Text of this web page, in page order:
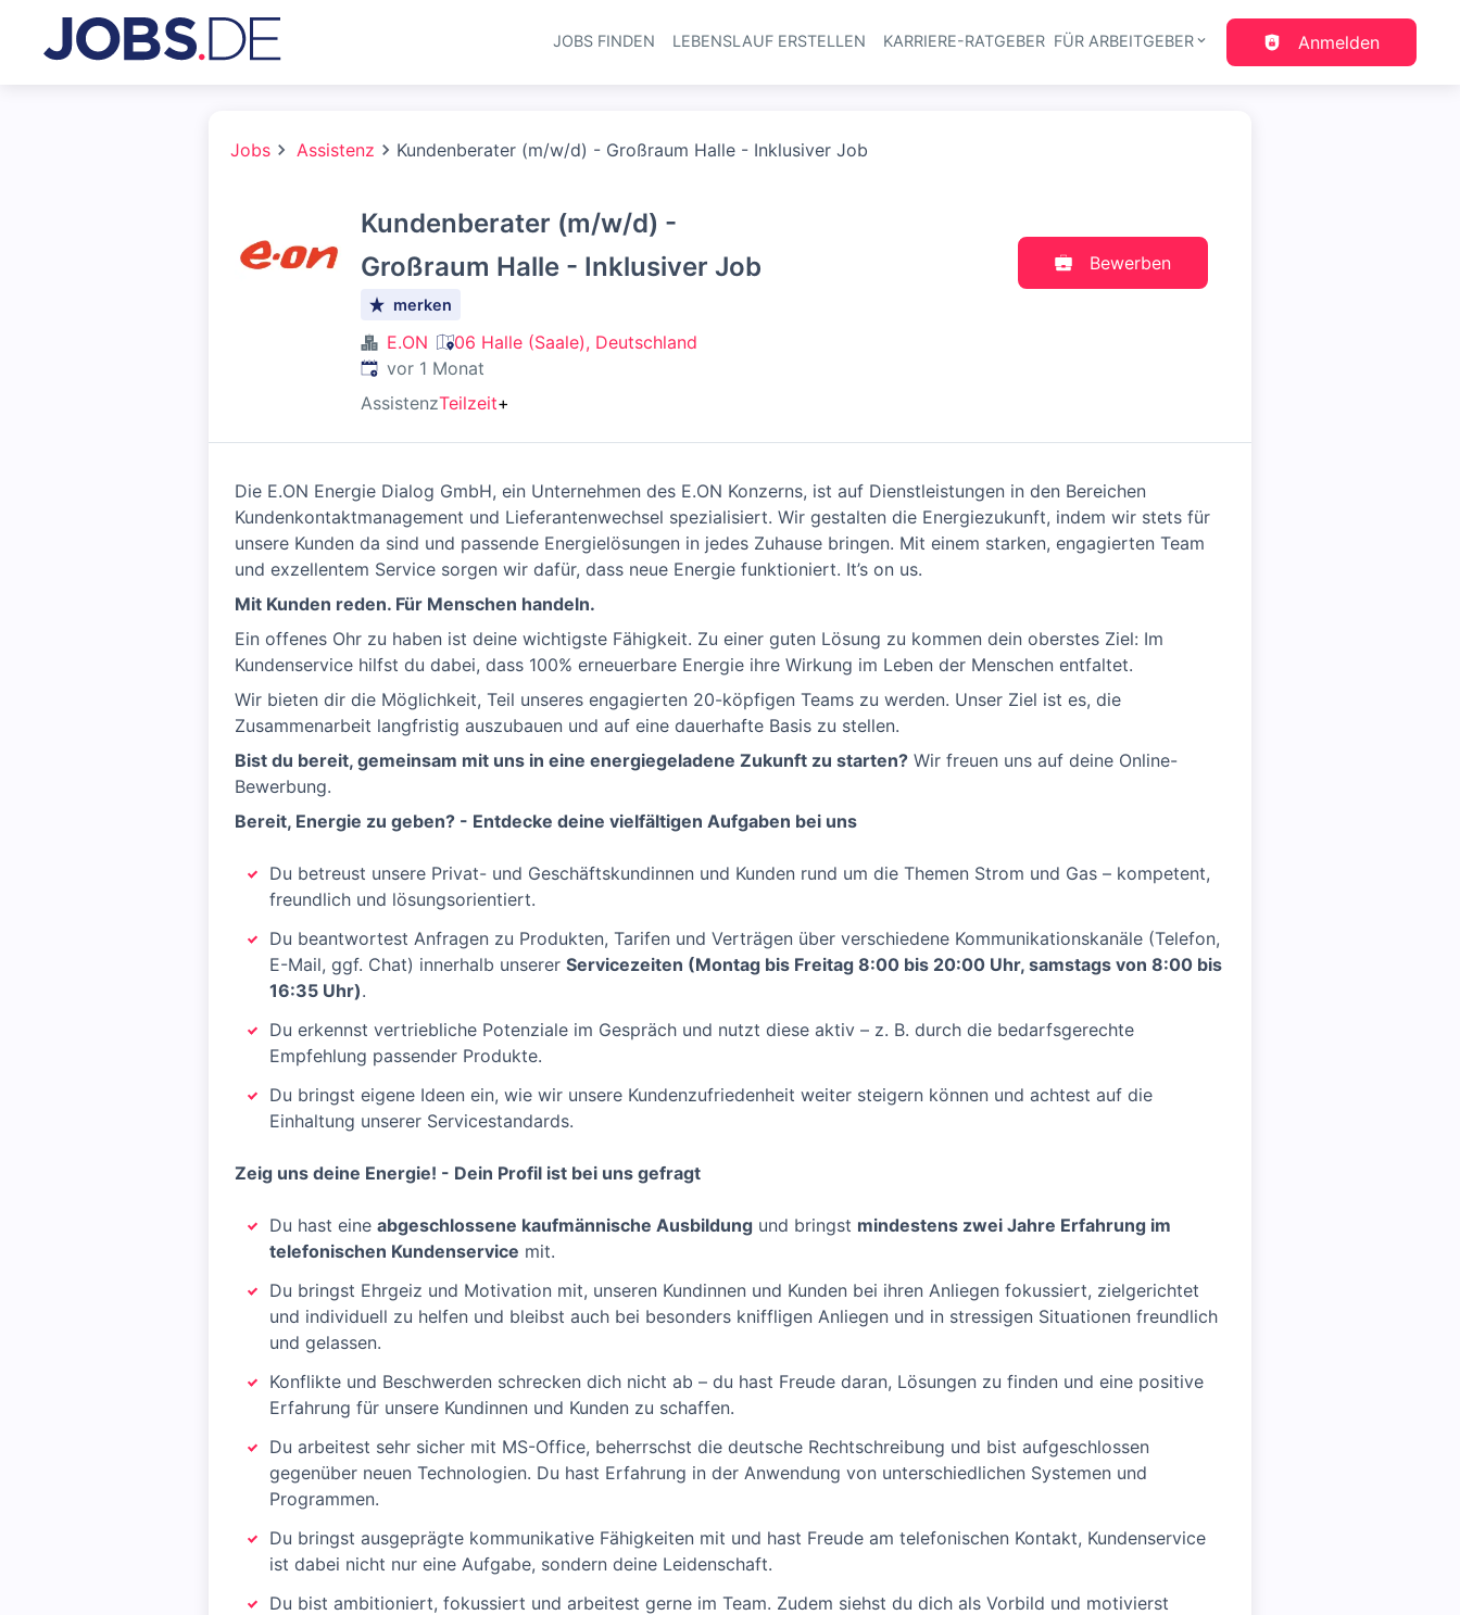
Haupt-Navigation
JOBS FINDEN LEBENSLAUF ERSTELLEN KARRIERE-RATGEBER FÜR ARBEITGEBER Anmelden
Jobs Assistenz Kundenberater (m/w/d) - Großraum Halle - Inklusiver Job
Kundenberater (m/w/d) -
Großraum Halle - Inklusiver Job
merken
E.ON
06 Halle (Saale), Deutschland
Veröffentlicht:
vor 1 Monat
AssistenzTeilzeit+
Bewerben
Die E.ON Energie Dialog GmbH, ein Unternehmen des E.ON Konzerns, ist auf Dienstleistungen in den Bereichen
Kundenkontaktmanagement und Lieferantenwechsel spezialisiert. Wir gestalten die Energiezukunft, indem wir stets für
unsere Kunden da sind und passende Energielösungen in jedes Zuhause bringen. Mit einem starken, engagierten Team
und exzellentem Service sorgen wir dafür, dass neue Energie funktioniert. It’s on us.
Mit Kunden reden. Für Menschen handeln. ​
Ein offenes Ohr zu haben ist deine wichtigste Fähigkeit. Zu einer guten Lösung zu kommen dein oberstes Ziel: Im
Kundenservice hilfst du dabei, dass 100% erneuerbare Energie ihre Wirkung im Leben der Menschen entfaltet.
Wir bieten dir die Möglichkeit, Teil unseres engagierten 20-köpfigen Teams zu werden. Unser Ziel ist es, die
Zusammenarbeit langfristig auszubauen und auf eine dauerhafte Basis zu stellen.
Bist du bereit, gemeinsam mit uns in eine energiegeladene Zukunft zu starten? Wir freuen uns auf deine Online-
Bewerbung.
Bereit, Energie zu geben? - Entdecke deine vielfältigen Aufgaben bei uns
Du betreust unsere Privat- und Geschäftskundinnen und Kunden rund um die Themen Strom und Gas – kompetent,
freundlich und lösungsorientiert.
Du beantwortest Anfragen zu Produkten, Tarifen und Verträgen über verschiedene Kommunikationskanäle (Telefon,
E-Mail, ggf. Chat) innerhalb unserer Servicezeiten (Montag bis Freitag 8:00 bis 20:00 Uhr, samstags von 8:00 bis
16:35 Uhr).
Du erkennst vertriebliche Potenziale im Gespräch und nutzt diese aktiv – z. B. durch die bedarfsgerechte
Empfehlung passender Produkte.
Du bringst eigene Ideen ein, wie wir unsere Kundenzufriedenheit weiter steigern können und achtest auf die
Einhaltung unserer Servicestandards.
Zeig uns deine Energie! - Dein Profil ist bei uns gefragt
Du hast eine abgeschlossene kaufmännische Ausbildung und bringst mindestens zwei Jahre Erfahrung im
telefonischen Kundenservice mit.
Du bringst Ehrgeiz und Motivation mit, unseren Kundinnen und Kunden bei ihren Anliegen fokussiert, zielgerichtet
und individuell zu helfen und bleibst auch bei besonders kniffligen Anliegen und in stressigen Situationen freundlich
und gelassen.
Konflikte und Beschwerden schrecken dich nicht ab – du hast Freude daran, Lösungen zu finden und eine positive
Erfahrung für unsere Kundinnen und Kunden zu schaffen.
Du arbeitest sehr sicher mit MS-Office, beherrschst die deutsche Rechtschreibung und bist aufgeschlossen
gegenüber neuen Technologien. Du hast Erfahrung in der Anwendung von unterschiedlichen Systemen und
Programmen.
Du bringst ausgeprägte kommunikative Fähigkeiten mit und hast Freude am telefonischen Kontakt, Kundenservice
ist dabei nicht nur eine Aufgabe, sondern deine Leidenschaft.
Du bist ambitioniert, fokussiert und arbeitest gerne im Team. Zudem siehst du dich als Vorbild und motivierst